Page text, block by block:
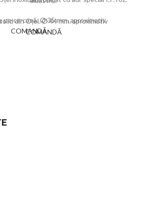
din Oțel.Ø 44 mm.aproximativ
COMANDĂ
pe carcasă. Ø 35 mm. aproximativ
COMANDĂ